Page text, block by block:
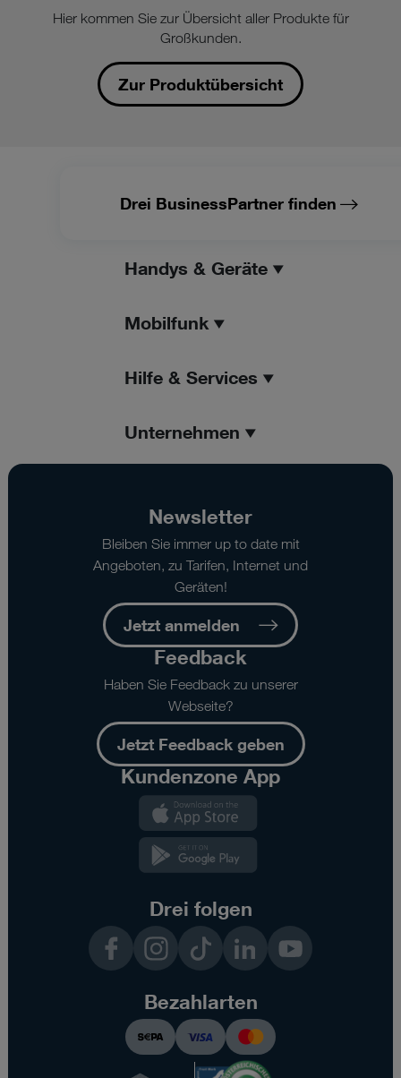
Hier kommen Sie zur Übersicht aller Produkte für
Großkunden.
Zur Produktübersicht
Drei BusinessPartner finden
Handys & Geräte
Mobilfunk
Hilfe & Services
Unternehmen
Newsletter
Bleiben Sie immer up to date mit
Angeboten, zu Tarifen, Internet und
Geräten!
Jetzt anmelden
Feedback
Haben Sie Feedback zu unserer
Webseite?
Jetzt Feedback geben
Kundenzone App
Drei folgen
InstagramTikTok LinkedInYouTube
Bezahlarten